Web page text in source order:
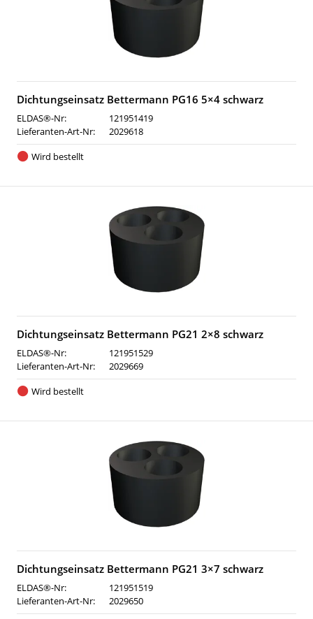
Dichtungseinsatz Bettermann PG16 5×4 schwarz
ELDAS®-Nr:
121951419
Lieferanten-Art-Nr:
2029618
Wird bestellt
Dichtungseinsatz Bettermann PG21 2×8 schwarz
ELDAS®-Nr:
121951529
Lieferanten-Art-Nr:
2029669
Wird bestellt
Dichtungseinsatz Bettermann PG21 3×7 schwarz
ELDAS®-Nr:
121951519
Lieferanten-Art-Nr:
2029650